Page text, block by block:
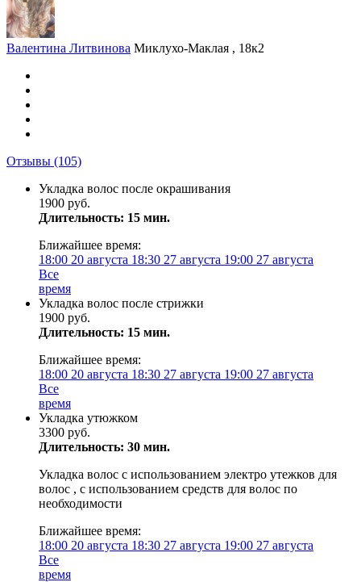
Валентина Литвинова Миклухо-Маклая , 18к2
Отзывы (105)
Укладка волос после окрашивания
1900 руб.
Длительность: 15 мин.
Ближайшее время:
18:00 20 августа 18:30 27 августа 19:00 27 августа
Все
время
Укладка волос после стрижки
1900 руб.
Длительность: 15 мин.
Ближайшее время:
18:00 20 августа 18:30 27 августа 19:00 27 августа
Все
время
Укладка утюжком
3300 руб.
Длительность: 30 мин.
Укладка волос с использованием электро утежков для
волос , с использованием средств для волос по
необходимости
Ближайшее время:
18:00 20 августа 18:30 27 августа 19:00 27 августа
Все
время